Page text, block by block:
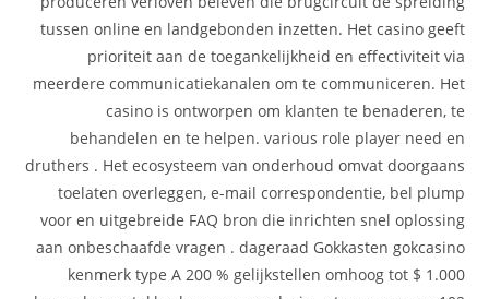
tussen online en landgebonden inzetten. Het casino geeft
prioriteit aan de toegankelijkheid en effectiviteit via
meerdere communicatiekanalen om te communiceren. Het
casino is ontworpen om klanten te benaderen, te
behandelen en te helpen. various role player need en
druthers . Het ecosysteem van onderhoud omvat doorgaans
toelaten overleggen, e-mail correspondentie, bel plump
voor en uitgebreide FAQ bron die inrichten snel oplossing
aan onbeschaafde vragen . dageraad Gokkasten gokcasino
kenmerk type A 200 % gelijkstellen omhoog tot $ 1.000